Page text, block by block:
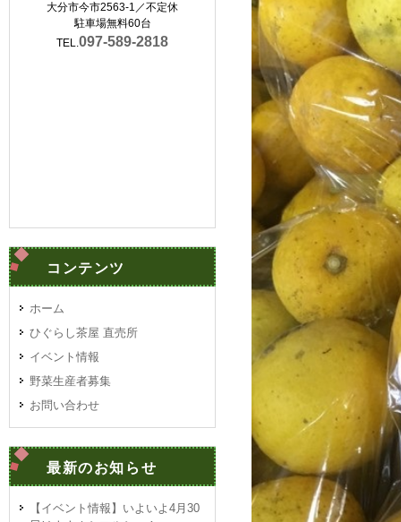
大分市今市2563-1／不定休
駐車場無料60台
TEL.097-589-2818
コンテンツ
ホーム
ひぐらし茶屋 直売所
イベント情報
野菜生産者募集
お問い合わせ
最新のお知らせ
【イベント情報】いよいよ4月30